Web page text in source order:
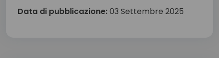
Data di pubblicazione:03 Settembre 2025